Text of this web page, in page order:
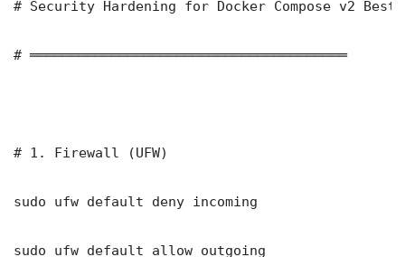
# Security Hardening for Docker Compose v2 Best
# ═══════════════════════════════════════
# 1. Firewall (UFW)
sudo ufw default deny incoming
sudo ufw default allow outgoing